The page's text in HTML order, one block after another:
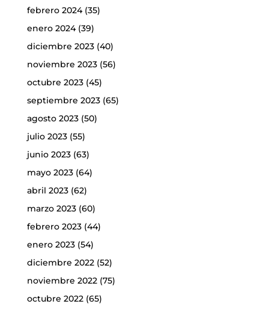
febrero 2024(35)
enero 2024(39)
diciembre 2023(40)
noviembre 2023(56)
octubre 2023(45)
septiembre 2023(65)
agosto 2023(50)
julio 2023(55)
junio 2023(63)
mayo 2023(64)
abril 2023(62)
marzo 2023(60)
febrero 2023(44)
enero 2023(54)
diciembre 2022(52)
noviembre 2022(75)
octubre 2022(65)